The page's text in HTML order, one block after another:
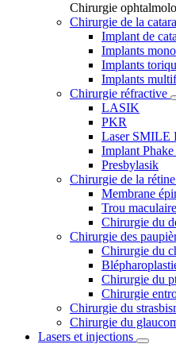
Chirurgie
Chirurgie de la
Implant de
Implants
Implants
Implants
Chirurgie réfractive
LASIK
PKR
Laser SMILE
Implant
Presbylasik
Chirurgie de la rétine
Membrane
Trou maculaire
Chirurgie du
Chirurgie des
Chirurgie du
Chirurgie du
Chirurgie
Chirurgie du
Chirurgie du
Lasers et injections